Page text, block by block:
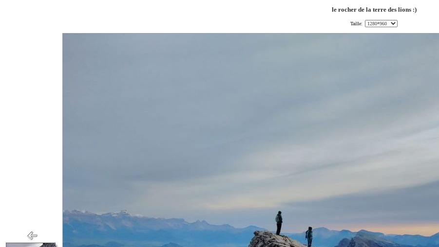
le rocher de la terre des lions :)
Taille: